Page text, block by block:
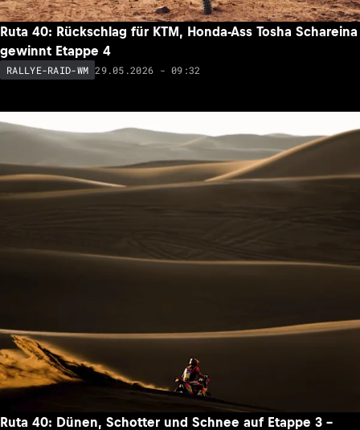
Ruta 40: Rückschlag für KTM, Honda-Ass Tosha Schareina
gewinnt Etappe 4
RALLYE-RAID-WM 29.05.2026 - 09:32
Ruta 40: Dünen, Schotter und Schnee auf Etappe 3 –